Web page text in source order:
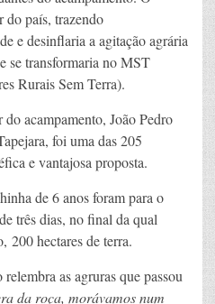
do país, trazendo
e desinflaria a agitação agrária
se transformaria no MST
Rurais Sem Terra).
acampamento, João Pedro
foi uma das 205
e vantajosa proposta.
de 6 anos foram para o
três dias, no final da qual
200 hectares de terra.
as agruras que passou
da roça, morávamos num